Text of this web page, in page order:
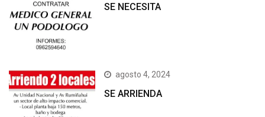
SE NECESITA
agosto 4, 2024
SE ARRIENDA